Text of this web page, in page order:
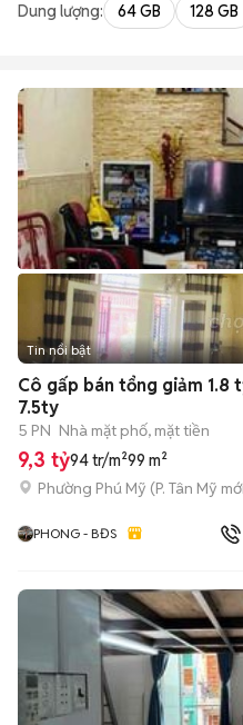
Dung lượng: 64 GB 128 GB
Tin nổi bật
Cô gấp bán tổng giảm 1.8
7.5ty
5 PN Nhà mặt phố, mặt tiền
9,3 tỷ94 tr/m²99 m²
Phường Phú Mỹ (P. Tân Mỹ
PHONG - BĐS